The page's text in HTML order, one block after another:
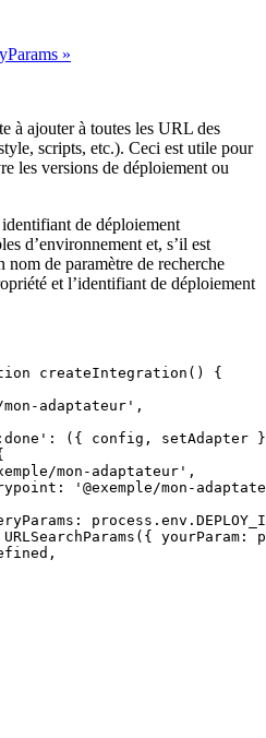
»
à ajouter à toutes les URL des
scripts, etc.). Ceci est utile pour
les versions de déploiement ou
de déploiement
d’environnement et, s’il est
de paramètre de recherche
et l’identifiant de déploiement
createIntegration ()
{
mon-adaptateur ' ,
' : ( { config , setAdapter }
mon-adaptateur ' ,
' @exemple/mon-
process . env .
URLSearchParams ({ yourParam:
,